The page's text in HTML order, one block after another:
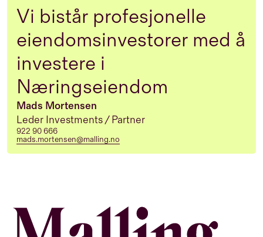
Vi bistår profesjonelle
eiendomsinvestorer med å
investere i
Næringseiendom
Mads Mortensen
Leder Investments / Partner
922 90 666
mads.mortensen@malling.no